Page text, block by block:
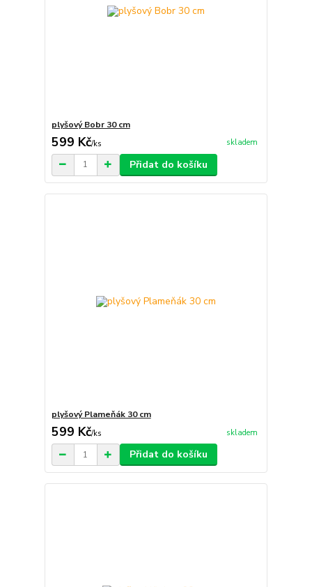
plyšový Bobr 30 cm
599 Kč/ks skladem
Přidat do košíku
plyšový Plameňák 30 cm
599 Kč/ks skladem
Přidat do košíku